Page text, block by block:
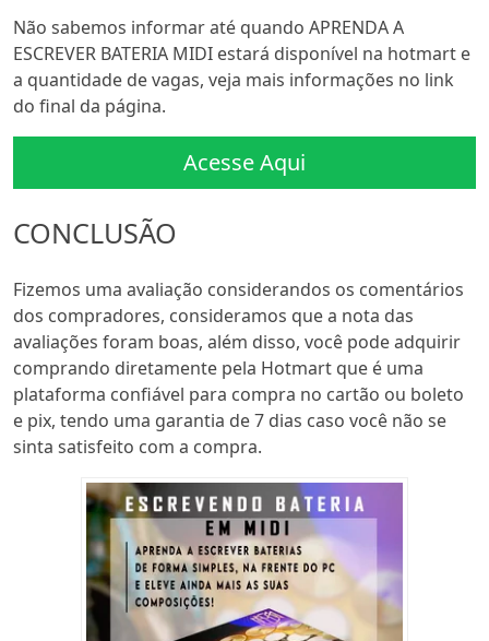
Não sabemos informar até quando APRENDA A
ESCREVER BATERIA MIDI estará disponível na hotmart e
a quantidade de vagas, veja mais informações no link
do final da página.
Acesse Aqui
CONCLUSÃO
Fizemos uma avaliação considerandos os comentários
dos compradores, consideramos que a nota das
avaliações foram boas, além disso, você pode adquirir
comprando diretamente pela Hotmart que é uma
plataforma confiável para compra no cartão ou boleto
e pix, tendo uma garantia de 7 dias caso você não se
sinta satisfeito com a compra.